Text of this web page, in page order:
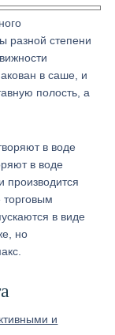
разной степени
в саше, и
полость, а
в воде
производится
торговым
в виде
но
и